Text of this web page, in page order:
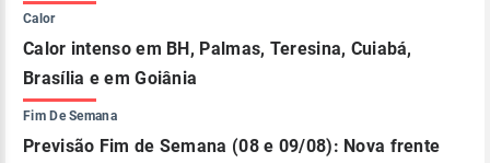
Calor
Calor intenso em BH, Palmas, Teresina, Cuiabá,
Brasília e em Goiânia
Fim De Semana
Previsão Fim de Semana (08 e 09/08): Nova frente